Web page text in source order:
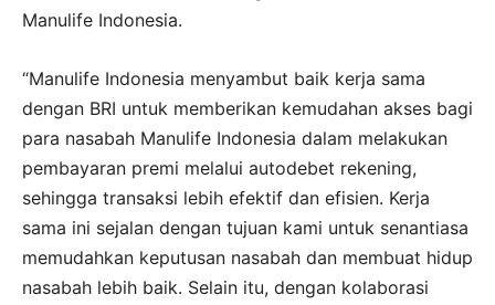
Manulife Indonesia.
“Manulife Indonesia menyambut baik kerja sama
dengan BRI untuk memberikan kemudahan akses bagi
para nasabah Manulife Indonesia dalam melakukan
pembayaran premi melalui autodebet rekening,
sehingga transaksi lebih efektif dan efisien. Kerja
sama ini sejalan dengan tujuan kami untuk senantiasa
memudahkan keputusan nasabah dan membuat hidup
nasabah lebih baik. Selain itu, dengan kolaborasi